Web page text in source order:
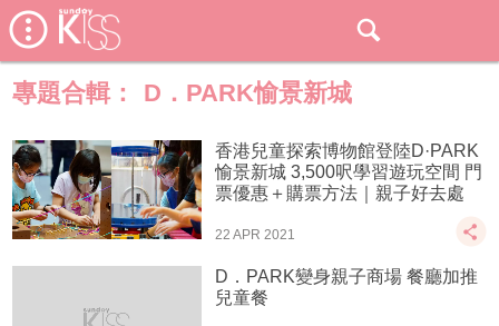
專題合輯： D．PARK愉景新城
香港兒童探索博物館登陸D·PARK
愉景新城 3,500呎學習遊玩空間 門
票優惠＋購票方法｜親子好去處
22 APR 2021
D．PARK變身親子商場 餐廳加推
兒童餐